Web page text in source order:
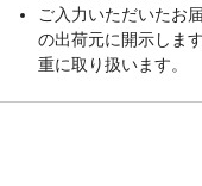
ご入力いただいたお
の出荷元に開示しま
重に取り扱います。